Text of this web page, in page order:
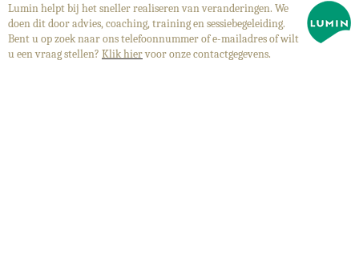
Lumin helpt bij het sneller realiseren van veranderingen. We
doen dit door advies, coaching, training en sessiebegeleiding.
Bent u op zoek naar ons telefoonnummer of e-mailadres of wilt
u een vraag stellen? Klik hiervoor onze contactgegevens.